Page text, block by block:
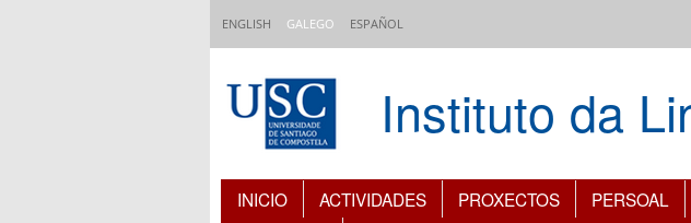
ENGLISH GALEGO ESPAÑOL
Instituto da
Índice de contidos
INICIO ACTIVIDADES PROXECTOS PERSOAL